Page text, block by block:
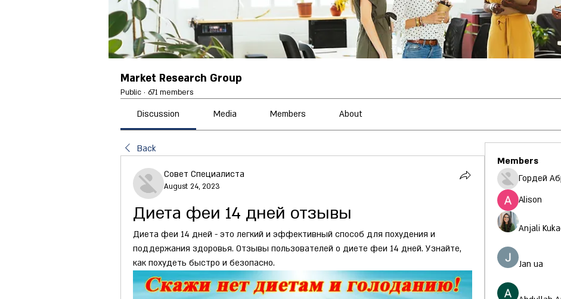
Market Research Group
Public · 671 members
Discussion Media Members About
Back
Совет Специалиста
August 24, 2023
Диета феи 14 дней отзывы
Диета феи 14 дней - это легкий и эффективный способ для похудения и
поддержания здоровья. Отзывы пользователей о диете феи 14 дней. Узнайте,
как похудеть быстро и безопасно.
Members
Гордей
Alison
Anjali
Jan ua